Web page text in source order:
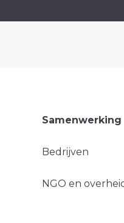
Samenwerking
Bedrijven
NGO en